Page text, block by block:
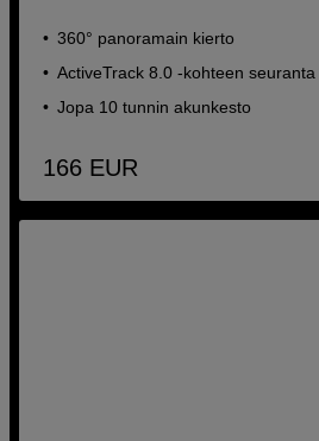
360° panoramain kierto
ActiveTrack 8.0 -kohteen seuranta
Jopa 10 tunnin akunkesto
166 EUR